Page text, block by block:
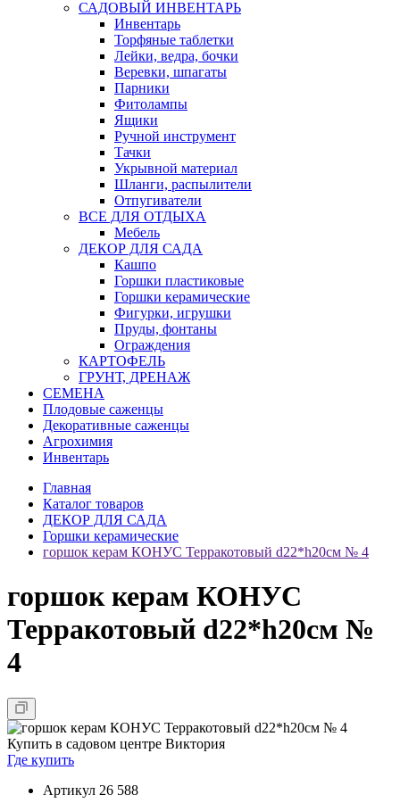
САДОВЫЙ ИНВЕНТАРЬ
Инвентарь
Торфяные таблетки
Лейки, ведра, бочки
Веревки, шпагаты
Парники
Фитолампы
Ящики
Ручной инструмент
Тачки
Укрывной материал
Шланги, распылители
Отпугиватели
ВСЕ ДЛЯ ОТДЫХА
Мебель
ДЕКОР ДЛЯ САДА
Кашпо
Горшки пластиковые
Горшки керамические
Фигурки, игрушки
Пруды, фонтаны
Ограждения
КАРТОФЕЛЬ
ГРУНТ, ДРЕНАЖ
СЕМЕНА
Плодовые саженцы
Декоративные саженцы
Агрохимия
Инвентарь
Главная
Каталог товаров
ДЕКОР ДЛЯ САДА
Горшки керамические
горшок керам КОНУС Терракотовый d22*h20см № 4
горшок керам КОНУС
Терракотовый d22*h20см №
4
Купить в садовом центре Виктория
Где купить
Артикул 26 588